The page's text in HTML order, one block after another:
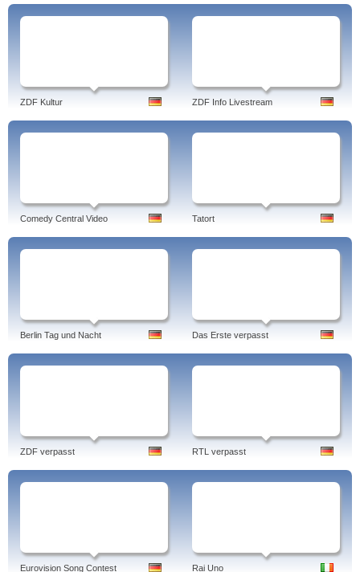
ZDF Kultur ZDF Info Livestream
Comedy Central Video Tatort
Berlin Tag und Nacht Das Erste verpasst
ZDF verpasst RTL verpasst
Eurovision Song Contest Rai Uno